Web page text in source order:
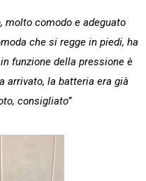
molto comodo e adeguato
che si regge in piedi, ha
funzione della pressione è
arrivato, la batteria era già
consigliato”